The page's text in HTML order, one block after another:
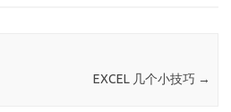
EXCEL 几个小技巧 →